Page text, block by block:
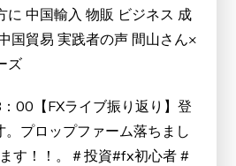
に 中国輸入 物販 ビジネス 成
国貿易 実践者の声 間山さん×
ズ
00【FXライブ振り返り】登
プロップファーム落ちまし
す！！。＃投資#fx初心者 #